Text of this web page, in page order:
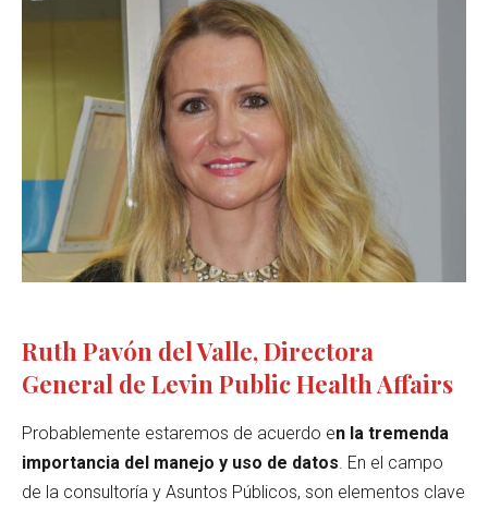
Ruth Pavón del Valle, Directora
General de Levin Public Health Affairs
Probablemente estaremos de acuerdo en la tremenda
importancia del manejo y uso de datos . En el campo
de la consultoría y Asuntos Públicos, son elementos clave